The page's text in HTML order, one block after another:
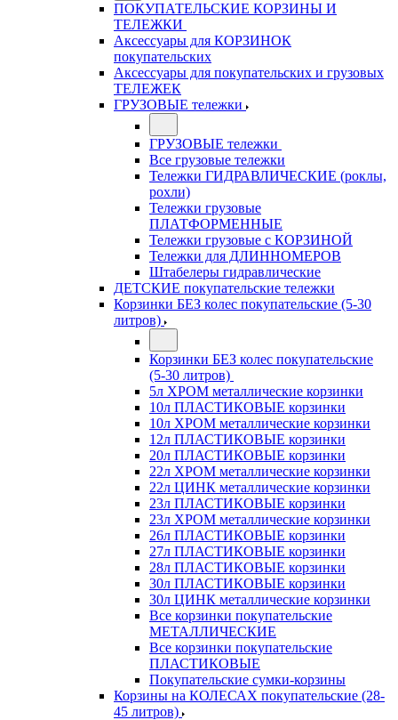
ПОКУПАТЕЛЬСКИЕ КОРЗИНЫ И
ТЕЛЕЖКИ
Аксессуары для КОРЗИНОК
покупательских
Аксессуары для покупательских и грузовых
ТЕЛЕЖЕК
ГРУЗОВЫЕ тележки
ГРУЗОВЫЕ тележки
Все грузовые тележки
Тележки ГИДРАВЛИЧЕСКИЕ (роклы,
рохли)
Тележки грузовые
ПЛАТФОРМЕННЫЕ
Тележки грузовые с КОРЗИНОЙ
Тележки для ДЛИННОМЕРОВ
Штабелеры гидравлические
ДЕТСКИЕ покупательские тележки
Корзинки БЕЗ колес покупательские (5-30
литров)
Корзинки БЕЗ колес покупательские
(5-30 литров)
5л ХРОМ металлические корзинки
10л ПЛАСТИКОВЫЕ корзинки
10л ХРОМ металлические корзинки
12л ПЛАСТИКОВЫЕ корзинки
20л ПЛАСТИКОВЫЕ корзинки
22л ХРОМ металлические корзинки
22л ЦИНК металлические корзинки
23л ПЛАСТИКОВЫЕ корзинки
23л ХРОМ металлические корзинки
26л ПЛАСТИКОВЫЕ корзинки
27л ПЛАСТИКОВЫЕ корзинки
28л ПЛАСТИКОВЫЕ корзинки
30л ПЛАСТИКОВЫЕ корзинки
30л ЦИНК металлические корзинки
Все корзинки покупательские
МЕТАЛЛИЧЕСКИЕ
Все корзинки покупательские
ПЛАСТИКОВЫЕ
Покупательские сумки-корзины
Корзины на КОЛЕСАХ покупательские (28-
45 литров)